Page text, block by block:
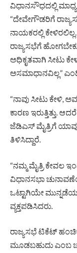
ವಿಧಾನಸೌಧದಲ್ಲಿ
“ದೇವೇಗೌಡರಿಗೆ
ನಾಯಕರಲ್ಲಿ
ರಾಜ್ಯಸಭೆಗೆ
ಅಧಿಕೃತವಾಗಿ ಸೀಟು
ಅಸಮಾಧಾನವಿಲ್ಲ”
“ನಾವು ಸೀಟು ಕೇಳಿ,
ಕಾರಣ ಇರುತ್ತಿತ್ತು.
ಜೆಡಿಎಸ್ ಮೈತ್ರಿಗೆ
ತಿಳಿಸಿದ್ದಾರೆ.
“ನಮ್ಮ ಮೈತ್ರಿ ಕೇವಲ
ವಿಧಾನಸಭಾ
ಒಟ್ಟಾಗಿಯೇ
ವ್ಯಕ್ತಪಡಿಸಿದರು.
ರಾಜ್ಯಸಭೆ ಟಿಕೆಟ್
ಮೂಡಬಹುದು ಎಂಬ